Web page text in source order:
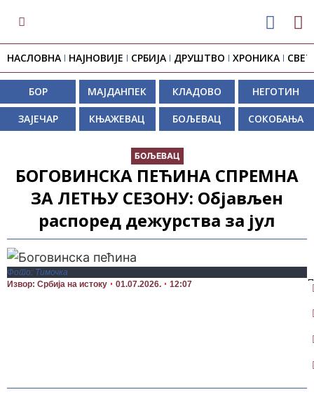
НАСЛОВНА НАЈНОВИЈЕ СРБИЈА ДРУШТВО ХРОНИКА СВЕТ
БОР МАЈДАНПЕК КЛАДОВО НЕГОТИН
ЗАЈЕЧАР КЊАЖЕВАЦ БОЉЕВАЦ СОКОБАЊА
БОЉЕВАЦ
БОГОВИНСКА ПЕЋИНА СПРЕМНА
ЗА ЛЕТЊУ СЕЗОНУ: Објављен
распоред дежурства за јул
Фото: Тимочка
Извор: Србија на истоку
01.07.2026. 12:07